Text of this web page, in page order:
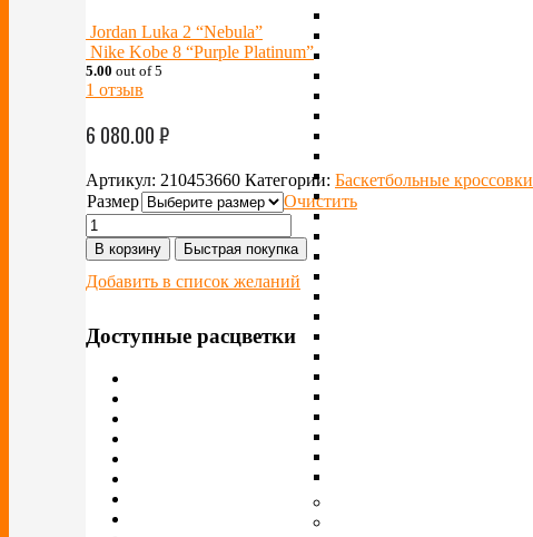
Jordan Luka 2 “Nebula”
Nike Kobe 8 “Purple Platinum”
5.00 out of 5
1 отзыв
6 080.00₽
Артикул: 210453660 Категории: Баскетбольные кроссовки
Размер
Очистить
В корзину Быстрая покупка
Добавить в список желаний
Доступные расцветки